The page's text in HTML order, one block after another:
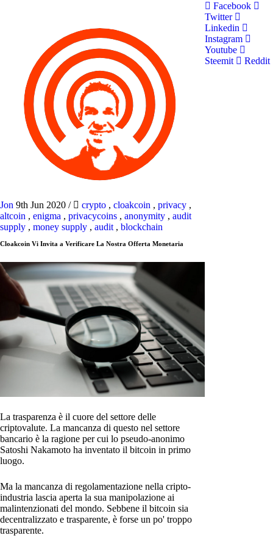
Jon 9th Jun 2020 / crypto , cloakcoin , privacy ,
altcoin , enigma , privacycoins , anonymity , audit
supply , money supply , audit , blockchain
Cloakcoin Vi Invita a Verificare La Nostra Offerta Monetaria
La trasparenza è il cuore del settore delle
criptovalute. La mancanza di questo nel settore
bancario è la ragione per cui lo pseudo-anonimo
Satoshi Nakamoto ha inventato il bitcoin in primo
luogo.
Ma la mancanza di regolamentazione nella cripto-
industria lascia aperta la sua manipolazione ai
malintenzionati del mondo. Sebbene il bitcoin sia
decentralizzato e trasparente, è forse un po' troppo
trasparente.
Facebook
Twitter
Linkedin
Instagram
Youtube
Steemit
Reddit